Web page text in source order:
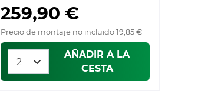
259,90 €
Precio de montaje no incluido 19,85 €
AÑADIR A LA
CESTA